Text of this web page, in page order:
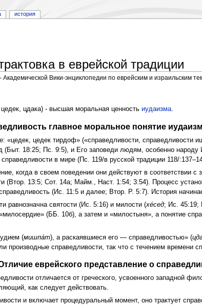
в еврейской традиции
Вики-энциклопедии по еврейским и израильским
цдака) - высшая моральная ценностьиудаизма.
главное моральное понятие
«цедек, цедек тирдоф» («справедливости, справедливости
18:25; Пс. 9:5), и Его заповеди людям, особенно народу
в мире (Пс. 119/в русской традиции 118/
когда в своем поведении они действуют в соответствии с
(Втор. 13:5; Сот. 14а; Майм., Наст. 1:54; 3:54). Процесс
(Ис. 11:5 и далее; Втор. Р. 5:7). История
равнозначна святости (Ис. 5:16) и милости (хе́сед; Ис. 45:19;
(ББ. 10б), а затем и «милостыня», а понятие
(мишпа́т), а раскаявшиеся его — справедливостью» (
производные справедливости, так что с течением времени
еврейского представление о
отличается от греческого, усвоенного западной
как следует действовать.
и включает процедуральный момент, оно трактует
история